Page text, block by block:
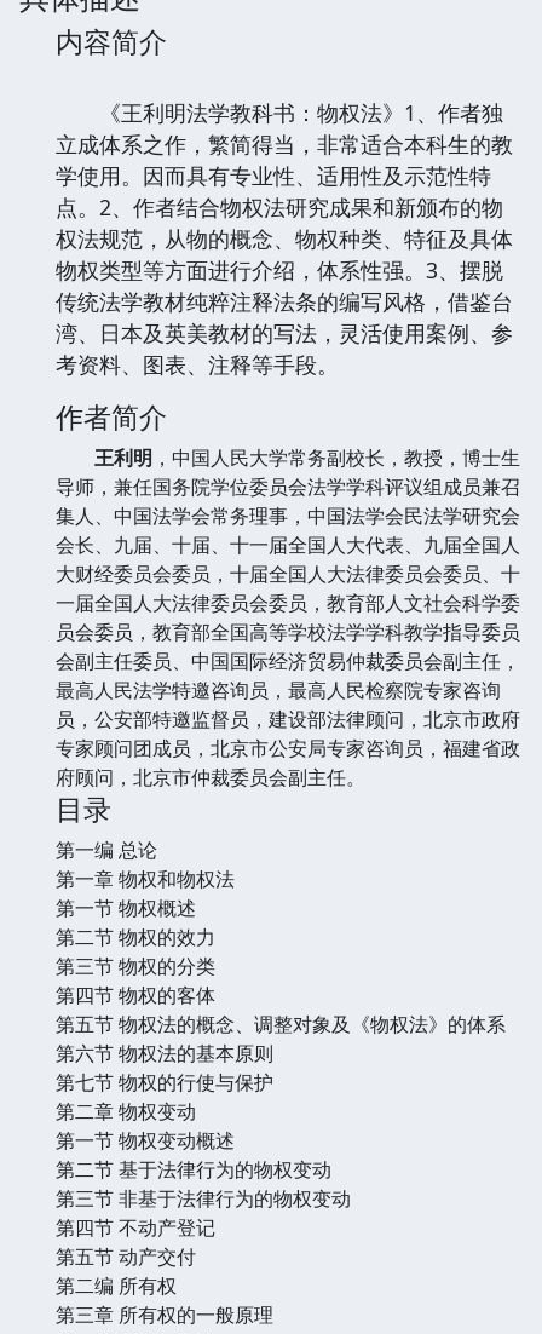
内容简介
《王利明法学教科书：物权法》1、作者独
立成体系之作，繁简得当，非常适合本科生的教
学使用。因而具有专业性、适用性及示范性特
点。2、作者结合物权法研究成果和新颁布的物
权法规范，从物的概念、物权种类、特征及具体
物权类型等方面进行介绍，体系性强。3、摆脱
传统法学教材纯粹注释法条的编写风格，借鉴台
湾、日本及英美教材的写法，灵活使用案例、参
考资料、图表、注释等手段。
作者简介
王利明 ，中国人民大学常务副校长，教授，博士生
导师，兼任国务院学位委员会法学学科评议组成员兼召
集人、中国法学会常务理事，中国法学会民法学研究会
会长、九届、十届、十一届全国人大代表、九届全国人
大财经委员会委员，十届全国人大法律委员会委员、十
一届全国人大法律委员会委员，教育部人文社会科学委
员会委员，教育部全国高等学校法学学科教学指导委员
会副主任委员、中国国际经济贸易仲裁委员会副主任，
最高人民法学特邀咨询员，最高人民检察院专家咨询
员，公安部特邀监督员，建设部法律顾问，北京市政府
专家顾问团成员，北京市公安局专家咨询员，福建省政
府顾问，北京市仲裁委员会副主任。
目录
第一编 总论
第一章 物权和物权法
第一节 物权概述
第二节 物权的效力
第三节 物权的分类
第四节 物权的客体
第五节 物权法的概念、调整对象及《物权法》的体系
第六节 物权法的基本原则
第七节 物权的行使与保护
第二章 物权变动
第一节 物权变动概述
第二节 基于法律行为的物权变动
第三节 非基于法律行为的物权变动
第四节 不动产登记
第五节 动产交付
第二编 所有权
第三章 所有权的一般原理